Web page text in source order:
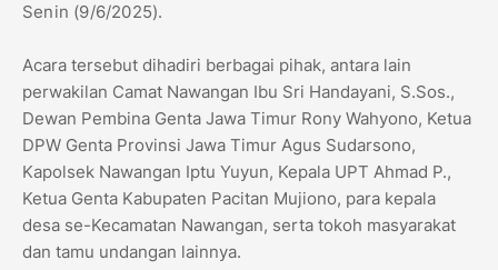
Senin (9/6/2025).
Acara tersebut dihadiri berbagai pihak, antara lain
perwakilan Camat Nawangan Ibu Sri Handayani, S.Sos.,
Dewan Pembina Genta Jawa Timur Rony Wahyono, Ketua
DPW Genta Provinsi Jawa Timur Agus Sudarsono,
Kapolsek Nawangan Iptu Yuyun, Kepala UPT Ahmad P.,
Ketua Genta Kabupaten Pacitan Mujiono, para kepala
desa se-Kecamatan Nawangan, serta tokoh masyarakat
dan tamu undangan lainnya.